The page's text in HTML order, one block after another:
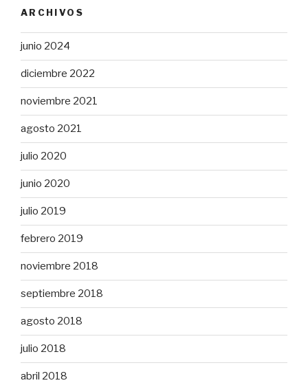
ARCHIVOS
junio 2024
diciembre 2022
noviembre 2021
agosto 2021
julio 2020
junio 2020
julio 2019
febrero 2019
noviembre 2018
septiembre 2018
agosto 2018
julio 2018
abril 2018